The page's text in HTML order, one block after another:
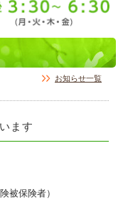
お知らせ一覧
ます
被保険者）